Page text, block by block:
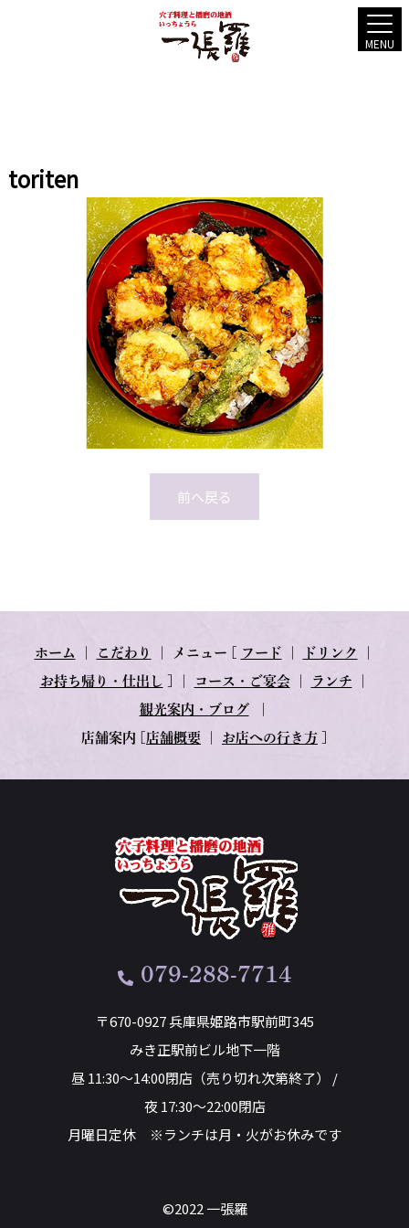
MENU
toriten
前へ戻る
ホーム こだわり メニュー フード ドリンク
お持ち帰り・仕出し コース・ご宴会｜ ランチ
観光案内・ブログ｜
店舗案内 店舗概要 お店への行き方
079-288-7714
〒670-0927 兵庫県姫路市駅前町345
みき正駅前ビル地下一階
昼 11:30～14:00閉店（売り切れ次第終了） /
夜 17:30～22:00閉店
月曜日定休 ※ランチは月・火がお休みです
©2022 一張羅